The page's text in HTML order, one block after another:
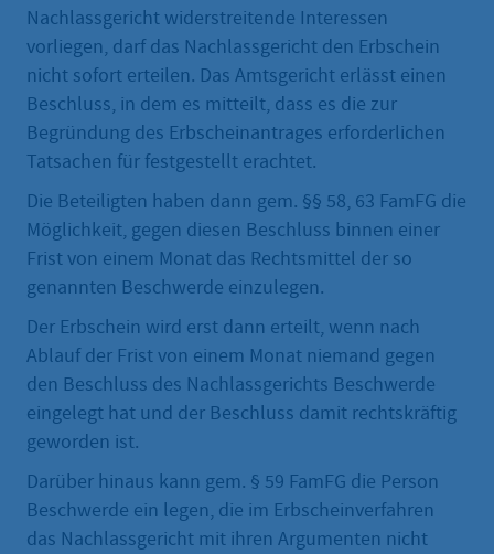
Nachlassgericht widerstreitende Interessen
vorliegen, darf das Nachlassgericht den Erbschein
nicht sofort erteilen. Das Amtsgericht erlässt einen
Beschluss, in dem es mitteilt, dass es die zur
Begründung des Erbscheinantrages erforderlichen
Tatsachen für festgestellt erachtet.
Die Beteiligten haben dann gem. §§ 58, 63 FamFG die
Möglichkeit, gegen diesen Beschluss binnen einer
Frist von einem Monat das Rechtsmittel der so
genannten Beschwerde einzulegen.
Der Erbschein wird erst dann erteilt, wenn nach
Ablauf der Frist von einem Monat niemand gegen
den Beschluss des Nachlassgerichts Beschwerde
eingelegt hat und der Beschluss damit rechtskräftig
geworden ist.
Darüber hinaus kann gem. § 59 FamFG die Person
Beschwerde ein legen, die im Erbscheinverfahren
das Nachlassgericht mit ihren Argumenten nicht